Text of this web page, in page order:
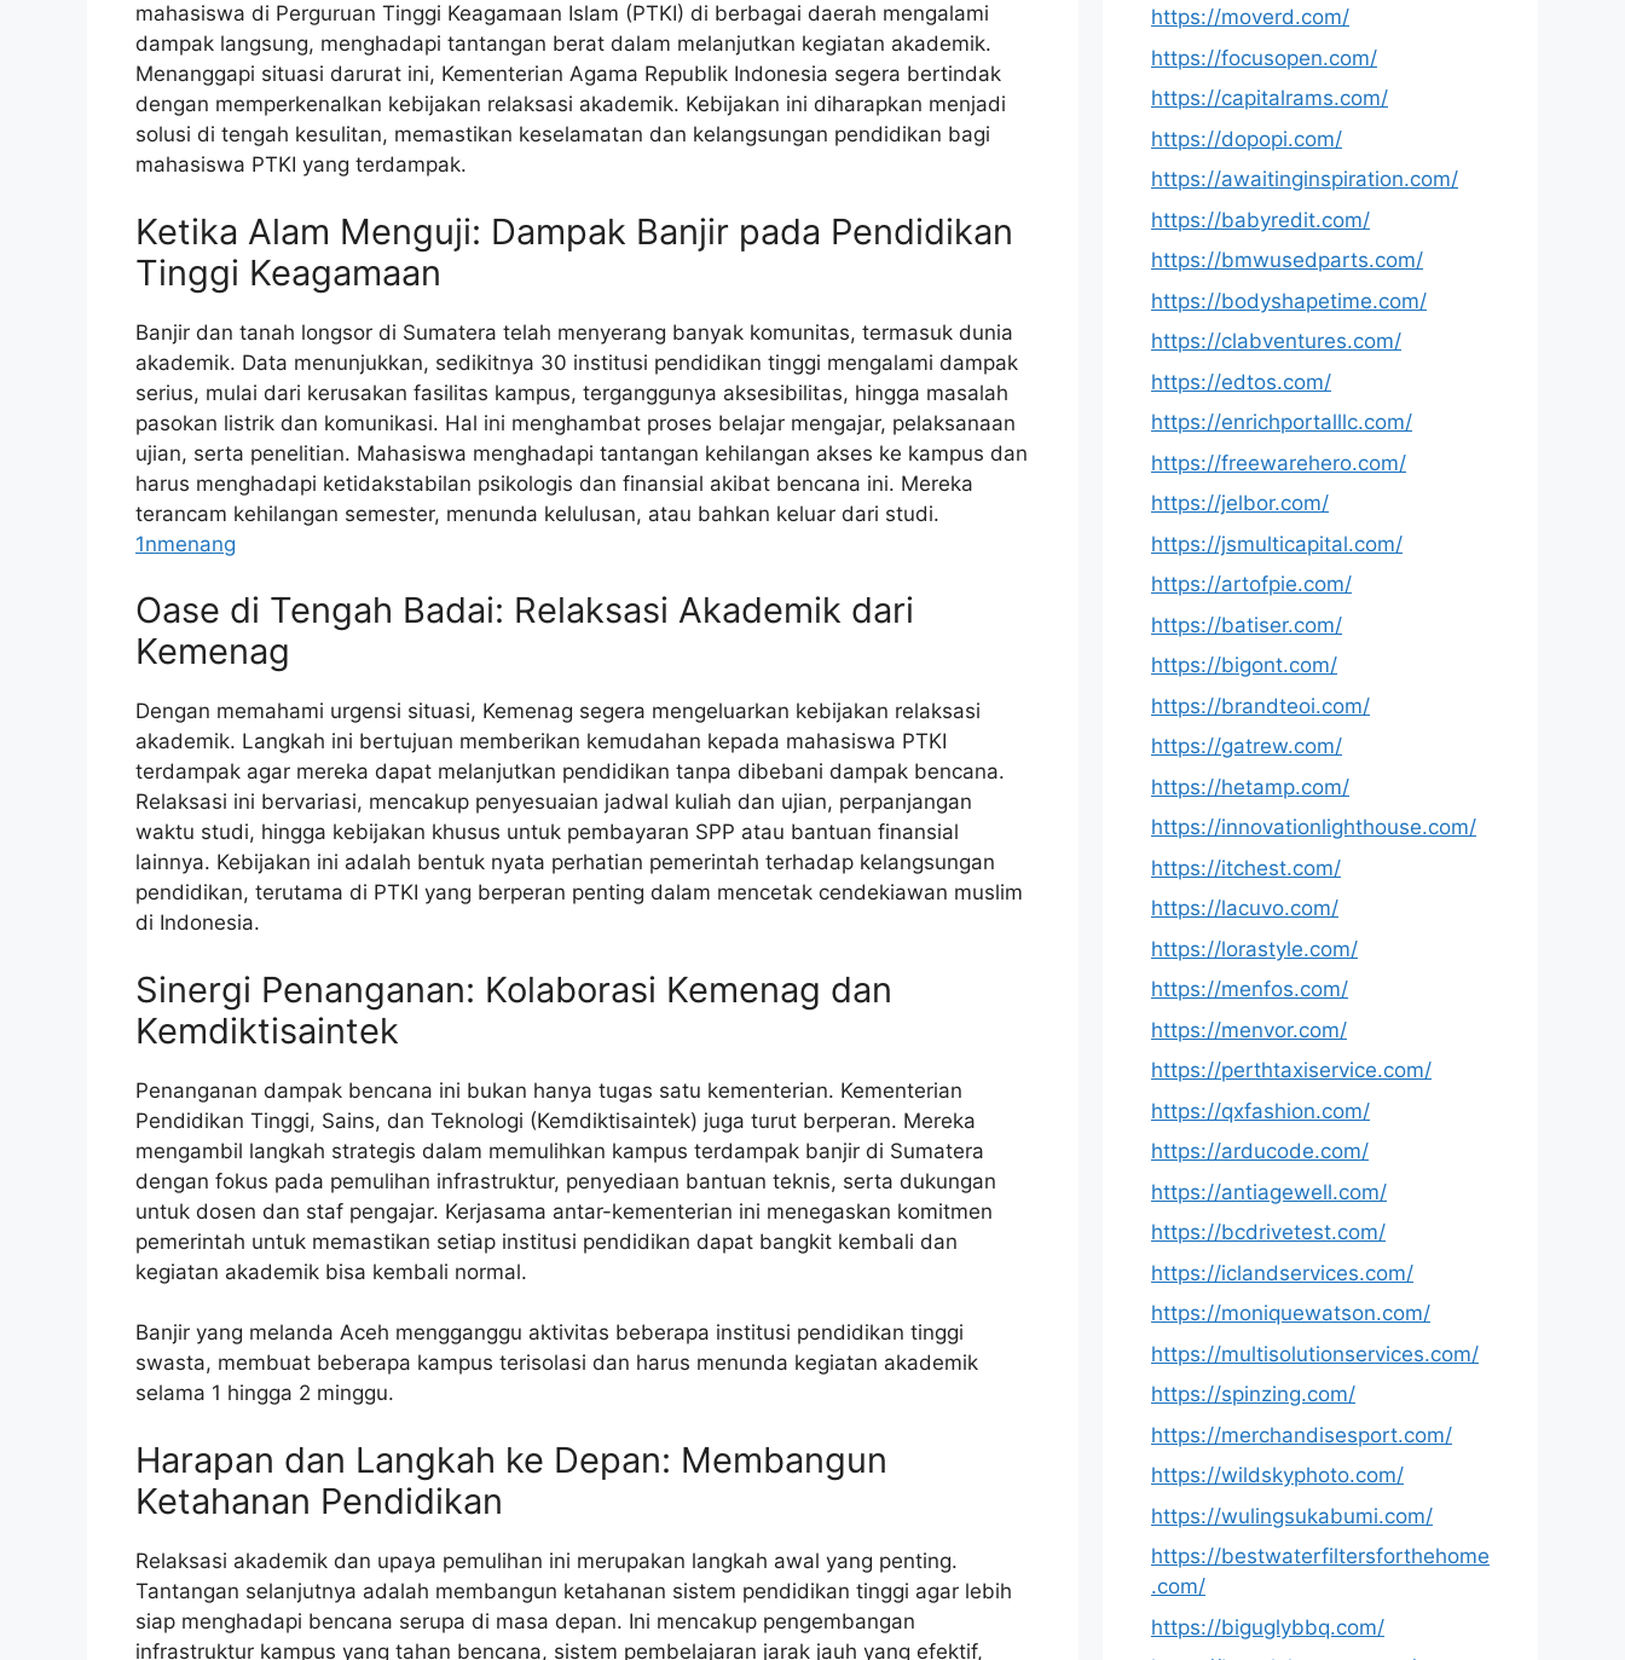
mahasiswa di Perguruan Tinggi Keagamaan Islam (PTKI) di berbagai daerah mengalami
dampak langsung, menghadapi tantangan berat dalam melanjutkan kegiatan akademik.
Menanggapi situasi darurat ini, Kementerian Agama Republik Indonesia segera bertindak
dengan memperkenalkan kebijakan relaksasi akademik. Kebijakan ini diharapkan menjadi
solusi di tengah kesulitan, memastikan keselamatan dan kelangsungan pendidikan bagi
mahasiswa PTKI yang terdampak.
Ketika Alam Menguji: Dampak Banjir pada Pendidikan
Tinggi Keagamaan
Banjir dan tanah longsor di Sumatera telah menyerang banyak komunitas, termasuk dunia
akademik. Data menunjukkan, sedikitnya 30 institusi pendidikan tinggi mengalami dampak
serius, mulai dari kerusakan fasilitas kampus, terganggunya aksesibilitas, hingga masalah
pasokan listrik dan komunikasi. Hal ini menghambat proses belajar mengajar, pelaksanaan
ujian, serta penelitian. Mahasiswa menghadapi tantangan kehilangan akses ke kampus dan
harus menghadapi ketidakstabilan psikologis dan finansial akibat bencana ini. Mereka
terancam kehilangan semester, menunda kelulusan, atau bahkan keluar dari studi.
1nmenang
Oase di Tengah Badai: Relaksasi Akademik dari
Kemenag
Dengan memahami urgensi situasi, Kemenag segera mengeluarkan kebijakan relaksasi
akademik. Langkah ini bertujuan memberikan kemudahan kepada mahasiswa PTKI
terdampak agar mereka dapat melanjutkan pendidikan tanpa dibebani dampak bencana.
Relaksasi ini bervariasi, mencakup penyesuaian jadwal kuliah dan ujian, perpanjangan
waktu studi, hingga kebijakan khusus untuk pembayaran SPP atau bantuan finansial
lainnya. Kebijakan ini adalah bentuk nyata perhatian pemerintah terhadap kelangsungan
pendidikan, terutama di PTKI yang berperan penting dalam mencetak cendekiawan muslim
di Indonesia.
Sinergi Penanganan: Kolaborasi Kemenag dan
Kemdiktisaintek
Penanganan dampak bencana ini bukan hanya tugas satu kementerian. Kementerian
Pendidikan Tinggi, Sains, dan Teknologi (Kemdiktisaintek) juga turut berperan. Mereka
mengambil langkah strategis dalam memulihkan kampus terdampak banjir di Sumatera
dengan fokus pada pemulihan infrastruktur, penyediaan bantuan teknis, serta dukungan
untuk dosen dan staf pengajar. Kerjasama antar-kementerian ini menegaskan komitmen
pemerintah untuk memastikan setiap institusi pendidikan dapat bangkit kembali dan
kegiatan akademik bisa kembali normal.
Banjir yang melanda Aceh mengganggu aktivitas beberapa institusi pendidikan tinggi
swasta, membuat beberapa kampus terisolasi dan harus menunda kegiatan akademik
selama 1 hingga 2 minggu.
Harapan dan Langkah ke Depan: Membangun
Ketahanan Pendidikan
Relaksasi akademik dan upaya pemulihan ini merupakan langkah awal yang penting.
Tantangan selanjutnya adalah membangun ketahanan sistem pendidikan tinggi agar lebih
siap menghadapi bencana serupa di masa depan. Ini mencakup pengembangan
infrastruktur kampus yang tahan bencana, sistem pembelajaran jarak jauh yang efektif,
https://moverd.com/
https://focusopen.com/
https://capitalrams.com/
https://dopopi.com/
https://awaitinginspiration.com/
https://babyredit.com/
https://bmwusedparts.com/
https://bodyshapetime.com/
https://clabventures.com/
https://edtos.com/
https://enrichportalllc.com/
https://freewarehero.com/
https://jelbor.com/
https://jsmulticapital.com/
https://artofpie.com/
https://batiser.com/
https://bigont.com/
https://brandteoi.com/
https://gatrew.com/
https://hetamp.com/
https://innovationlighthouse.com/
https://itchest.com/
https://lacuvo.com/
https://lorastyle.com/
https://menfos.com/
https://menvor.com/
https://perthtaxiservice.com/
https://qxfashion.com/
https://arducode.com/
https://antiagewell.com/
https://bcdrivetest.com/
https://iclandservices.com/
https://moniquewatson.com/
https://multisolutionservices.com/
https://spinzing.com/
https://merchandisesport.com/
https://wildskyphoto.com/
https://wulingsukabumi.com/
https://bestwaterfiltersforthehome
.com/
https://biguglybbq.com/